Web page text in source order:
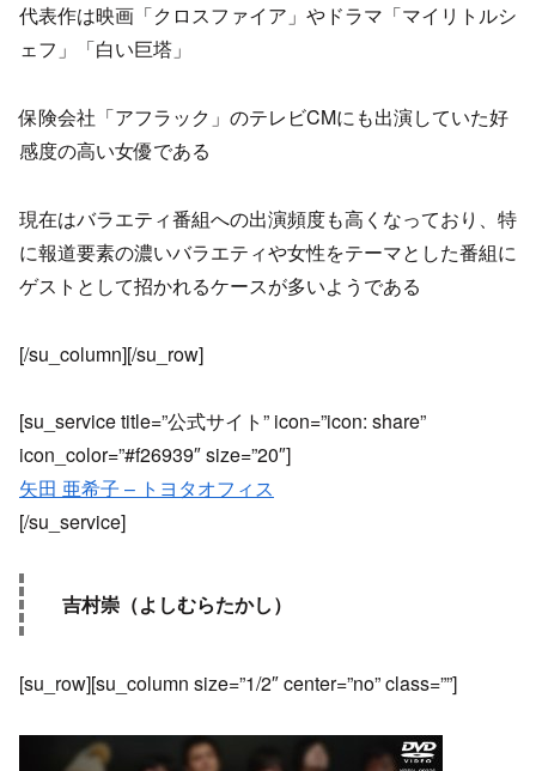
代表作は映画「クロスファイア」やドラマ「マイリトルシ
ェフ」「白い巨塔」
保険会社「アフラック」のテレビCMにも出演していた好
感度の高い女優である
現在はバラエティ番組への出演頻度も高くなっており、特
に報道要素の濃いバラエティや女性をテーマとした番組に
ゲストとして招かれるケースが多いようである
[/su_column][/su_row]
[su_service title=”公式サイト” icon=”icon: share”
icon_color=”#f26939″ size=”20″]
矢田 亜希子 – トヨタオフィス
[/su_service]
吉村崇（よしむらたかし）
[su_row][su_column size=”1/2″ center=”no” class=””]